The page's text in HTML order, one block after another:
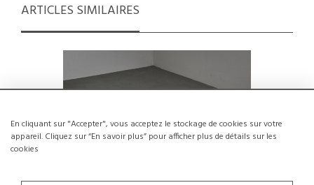
En cliquant sur "Accepter", vous acceptez le stockage de cookies sur votre
appareil. Cliquez sur “En savoir plus” pour afficher plus de détails sur les
cookies
ARTICLES SIMILAIRES